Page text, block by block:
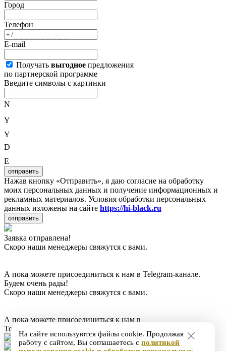
На сайте используются файлы cookie. Продолжая
работу с сайтом, Вы соглашаетесь сполитикой
Город
Телефон
E-mail
Получать выгодное предложения
по партнерской программе
Введите символы с картинки
N
Y
Y
D
E
отправить
Нажав кнопку «Отправить», я даю согласие на обработку
моих персональных данных и получение информационных и
рекламных материалов. Условия обработки персональных
данных изложены на сайте https://hi-black.ru
отправить
Заявка отправлена!
Скоро наши менеджеры свяжутся с вами.
А пока можете присоединиться к нам в Telegram-канале.
Будем очень рады!
Скоро наши менеджеры свяжутся с вами.
А пока можете присоединиться к нам в
Telegram-канале. Будем очень рады!